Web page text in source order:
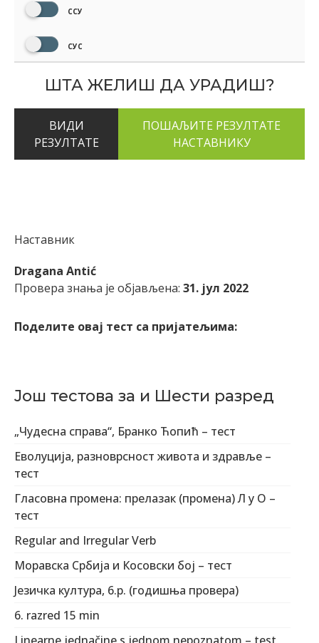
ССУ
СУС
ШТА ЖЕЛИШ ДА УРАДИШ?
ВИДИ
РЕЗУЛТАТЕ
Наставник
Dragana Antić
Провера знања је објављена: 31. јул 2022
Поделите овај тест са пријатељима:
Још тестова за и Шести разред
„Чудесна справа“, Бранко Ћопић – тест
Еволуција, разноврсност живота и здравље –
тест
Гласовна промена: прелазак (промена) Л у О –
тест
Regular and Irregular Verb
Моравска Србија и Косовски бој – тест
Језичка култура, 6.р. (годишња провера)
6. razred 15 min